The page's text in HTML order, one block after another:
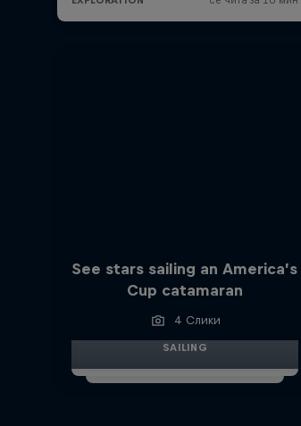
See stars sailing an America’s
Cup catamaran
4 Слики
SAILING